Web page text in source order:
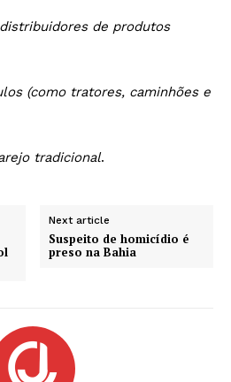
de produtos
(como tratores, caminhões e
tradicional.
Next article
Suspeito de homicídio é
preso na Bahia